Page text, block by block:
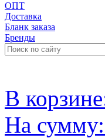
ОПТ
Доставка
Бланк заказа
Бренды
В
На сумму: